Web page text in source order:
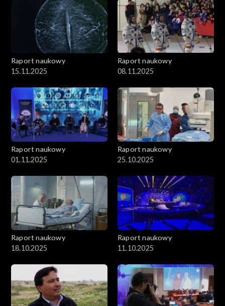
Raport naukowy
15.11.2025
Raport naukowy
08.11.2025
Raport naukowy
01.11.2025
Raport naukowy
25.10.2025
Raport naukowy
18.10.2025
Raport naukowy
11.10.2025